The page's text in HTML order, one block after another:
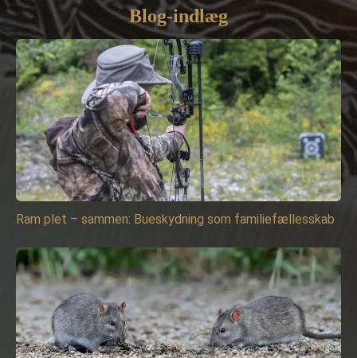
Blog-indlæg
Ram plet – sammen: Bueskydning som familiefællesskab